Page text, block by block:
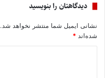
دیدگاهتان را بنویسید
نشانی ایمیل شما منتشر نخواهد شد.
شده‌اند *